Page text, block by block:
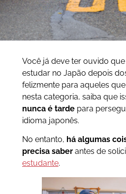
Você já deve ter ouvido
estudar no Japão depois
felizmente para aqueles
nesta categoria, saiba que
nunca é tardepara
idioma japonês.
No entanto, há algumas
precisa saberantes de
estudante.